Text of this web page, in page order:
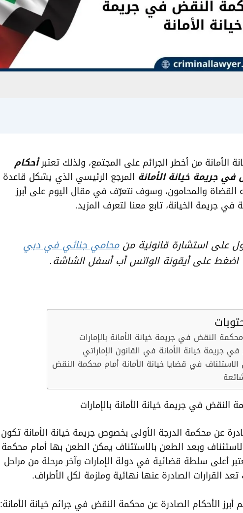
الأمانة من أخطر الجرائم على المجتمع، ولذلك تعتبرأحكام
جريمة خيانة الأمانة المرجع الرئيسي الذي يشكل قاعدة
القضاة والمحامون، وسوف نتعرّف في مقال اليوم على أبرز
في جريمة الخيانة، تابع معنا لتعرف المزيد.
على استشارة قانونية منمحامي جنائي في دبي
اضغط على أيقونة الواتس أب أسفل الشاشة.
محكمة النقض في جريمة خيانة الأمانة بالإمارات
في جريمة خيانة الأمانة في القانون الإماراتي
في قضايا خيانة الأمانة أمام محكمة النقض
النقض في جريمة خيانة الأمانة بالإمارات
عن محكمة الدرجة الأولى بخصوص جريمة خيانة الأمانة تكون
وبعد الطعن بالاستئناف يمكن الطعن بها أمام محكمة
أعلى سلطة قضائية في دولة الإمارات وآخر مرحلة من مراحل
القرارات الصادرة عنها نهائية وملزمة لكل الأطراف.
أبرز الأحكام الصادرة عن محكمة النقض في جرائم خيانة الأمانة: